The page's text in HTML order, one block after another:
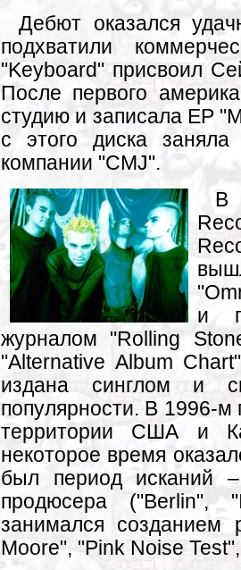
Дебют оказался
подхватили
"Keyboard" присвоил
После первого
студию и записала EP
с этого диска
компании "CMJ".
В
и
журналом "Rolling
"Alternative Album
издана синглом и
популярности. В 1996-м
территории США и
некоторое время
был период исканий
продюсера ("Berlin",
занимался созданием
Moore", "Pink Noise